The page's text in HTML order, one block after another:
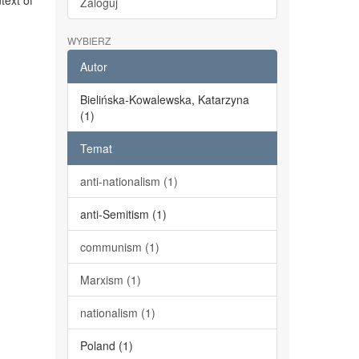
WYBIERZ
Autor
Bielińska-Kowalewska, Katarzyna
(1)
Temat
anti-nationalism (1)
anti-Semitism (1)
communism (1)
Marxism (1)
nationalism (1)
Poland (1)